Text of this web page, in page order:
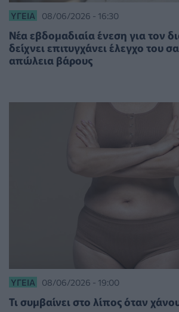
ΥΓΕΊΑ 08/06/2026 - 16:30
Νέα εβδομαδιαία ένεση για τον
δείχνει επιτυγχάνει έλεγχο του
απώλεια βάρους
ΥΓΕΊΑ 08/06/2026 - 19:00
Τι συμβαίνει στο λίπος όταν